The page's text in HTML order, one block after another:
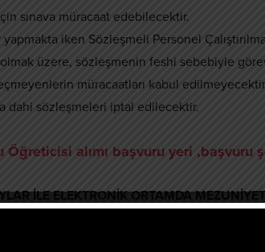
sınava müracaat edebilecektir.
iken Sözleşmeli Personel
üzere, sözleşmenin feshi sebebiyle
müracaatları kabul
dahi sözleşmeleri iptal edilecektir.
Öğreticisi alımı başvuru yeri ,başvuru
İLE ELEKTRONİK ORTAMDA
İŞLEMLERİ